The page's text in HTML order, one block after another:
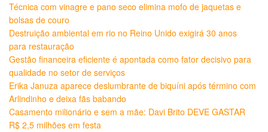
Técnica com vinagre e pano seco elimina mofo de jaquetas e
bolsas de couro
Destruição ambiental em rio no Reino Unido exigirá 30 anos
para restauração
Gestão financeira eficiente é apontada como fator decisivo para
qualidade no setor de serviços
Erika Januza aparece deslumbrante de biquíni após término com
Arlindinho e deixa fãs babando
Casamento milionário e sem a mãe: Davi Brito DEVE GASTAR
R$ 2,5 milhões em festa